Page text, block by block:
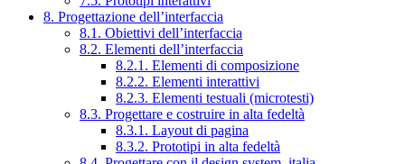
8. Progettazione dell’interfaccia
8.1. Obiettivi dell’interfaccia
8.2. Elementi dell’interfaccia
8.2.1. Elementi di composizione
8.2.2. Elementi interattivi
8.2.3. Elementi testuali (microtesti)
8.3. Progettare e costruire in alta fedeltà
8.3.1. Layout di pagina
8.3.2. Prototipi in alta fedeltà